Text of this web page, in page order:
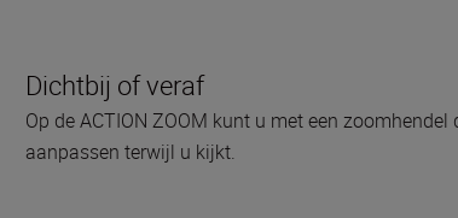
Dichtbij of veraf
Op de ACTION ZOOM kunt u met een zoomhendel
aanpassen terwijl u kijkt.